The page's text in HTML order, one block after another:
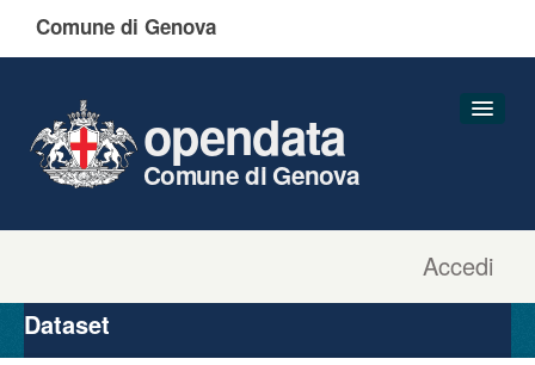
Comune di Genova
Accedi
opendata
Comune di Genova
Organizzazioni
Gruppi
Dataset